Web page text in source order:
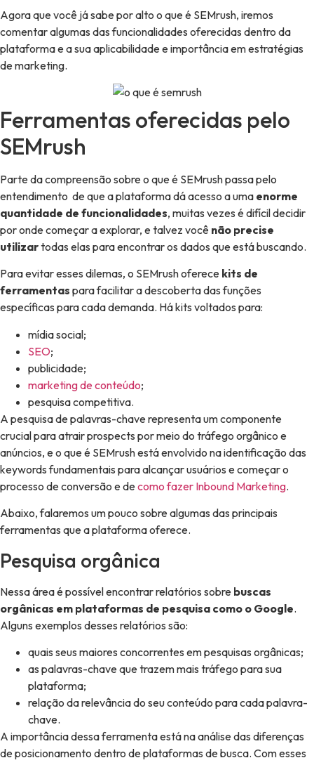
Agora que você já sabe por alto o que é SEMrush, iremos
comentar algumas das funcionalidades oferecidas dentro da
plataforma e a sua aplicabilidade e importância em estratégias
de marketing.
Ferramentas oferecidas pelo
SEMrush
Parte da compreensão sobre o que é SEMrush passa pelo
entendimento de que a plataforma dá acesso a uma enorme
quantidade de funcionalidades, muitas vezes é difícil decidir
por onde começar a explorar, e talvez você não precise
utilizartodas elas para encontrar os dados que está buscando.
Para evitar esses dilemas, o SEMrush oferece kits de
ferramentas para facilitar a descoberta das funções
específicas para cada demanda. Há kits voltados para:
mídia social;
SEO;
publicidade;
marketing de conteúdo;
pesquisa competitiva.
A pesquisa de palavras-chave representa um componente
crucial para atrair prospects por meio do tráfego orgânico e
anúncios, e o que é SEMrush está envolvido na identificação das
keywords fundamentais para alcançar usuários e começar o
processo de conversão e decomo fazer Inbound Marketing.
Abaixo, falaremos um pouco sobre algumas das principais
ferramentas que a plataforma oferece.
Pesquisa orgânica
Nessa área é possível encontrar relatórios sobre buscas
orgânicas em plataformas de pesquisa como o Google.
Alguns exemplos desses relatórios são:
quais seus maiores concorrentes em pesquisas orgânicas;
as palavras-chave que trazem mais tráfego para sua
plataforma;
relação da relevância do seu conteúdo para cada palavra-
chave.
A importância dessa ferramenta está na análise das diferenças
de posicionamento dentro de plataformas de busca. Com esses